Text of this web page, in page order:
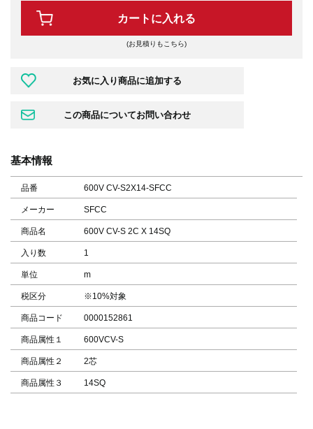
カートに入れる
(お見積りもこちら)
基本情報
品番 600V CV-S2X14-SFCC
メーカー SFCC
商品名 600V CV-S 2C X 14SQ
入り数 1
単位 m
税区分 ※10%対象
商品コード 0000152861
商品属性１ 600VCV-S
商品属性２ 2芯
商品属性３ 14SQ